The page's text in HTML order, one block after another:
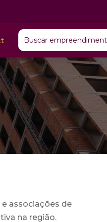
associações de
na região.